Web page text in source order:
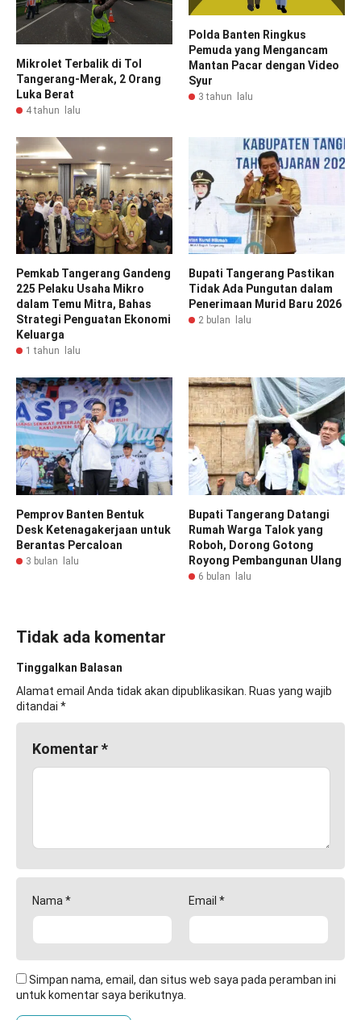
Mikrolet Terbalik di Tol
Tangerang-Merak, 2 Orang
Luka Berat
4 tahun lalu
Polda Banten Ringkus
Pemuda yang Mengancam
Mantan Pacar dengan Video
Syur
3 tahun lalu
Pemkab Tangerang Gandeng
225 Pelaku Usaha Mikro
dalam Temu Mitra, Bahas
Strategi Penguatan Ekonomi
Keluarga
1 tahun lalu
Bupati Tangerang Pastikan
Tidak Ada Pungutan dalam
Penerimaan Murid Baru 2026
2 bulan lalu
Pemprov Banten Bentuk
Desk Ketenagakerjaan untuk
Berantas Percaloan
3 bulan lalu
Bupati Tangerang Datangi
Rumah Warga Talok yang
Roboh, Dorong Gotong
Royong Pembangunan Ulang
6 bulan lalu
Tidak ada komentar
Tinggalkan Balasan
Alamat email Anda tidak akan dipublikasikan. Ruas yang wajib
ditandai *
Komentar*
Nama * Email *
Simpan nama, email, dan situs web saya pada peramban ini
untuk komentar saya berikutnya.